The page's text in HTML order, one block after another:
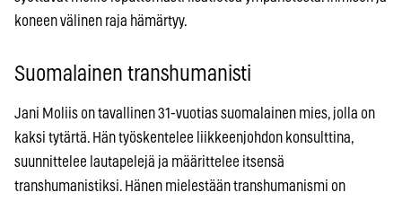
koneen välinen raja hämärtyy.
Suomalainen transhumanisti
Jani Moliis on tavallinen 31-vuotias suomalainen mies, jolla on
kaksi tytärtä. Hän työskentelee liikkeenjohdon konsulttina,
suunnittelee lautapelejä ja määrittelee itsensä
transhumanistiksi. Hänen mielestään transhumanismi on